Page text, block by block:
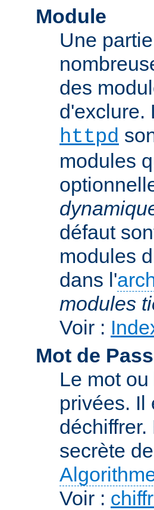
Module
Une
des
d'exclure.
httpd
modules
défaut
modules
dans l'
modules
Voir :
Mot de
Le mot
privées. Il
secrète
Voir :